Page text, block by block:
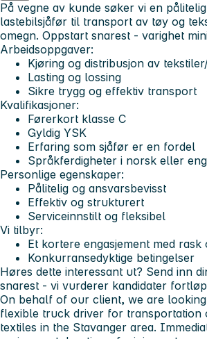
På vegne av kunde søker vi en
lastebilsjåfør til transport av tøy og
omegn. Oppstart snarest - varighet
Arbeidsoppgaver:
Kjøring og distribusjon av
Lasting og lossing
Sikre trygg og effektiv transport
Kvalifikasjoner:
Førerkort klasse C
Gyldig YSK
Erfaring som sjåfør er en fordel
Språkferdigheter i norsk eller
Personlige egenskaper:
Pålitelig og ansvarsbevisst
Effektiv og strukturert
Serviceinnstilt og fleksibel
Vi tilbyr:
Et kortere engasjement med rask
Konkurransedyktige betingelser
Høres dette interessant ut? Send inn
snarest - vi vurderer kandidater
On behalf of our client, we are
flexible truck driver for transportation
textiles in the Stavanger area.